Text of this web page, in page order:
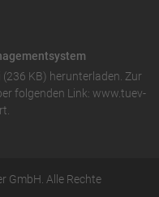
(236 KB) herunterladen. Zur
folgenden Link: www.tuev-
GmbH. Alle Rechte